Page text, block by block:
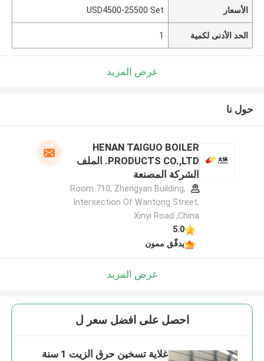
الأسعار USD4500-25500 Set
الحد الأدنى لكمية 1
عرض المزيد
حول نا
HENAN TAIGUO BOILER
PRODUCTS CO.,LTD. الملف
الشركة المصنعة
Room 710, Zhengyan Building,
Intersection Of Wantong Street,
Xinyi Road ,China
5.0
يدقّق ممون
عرض المزيد
احصل على افضل سعر ل
غلاية تسخين حرق الزيت 1 سنة